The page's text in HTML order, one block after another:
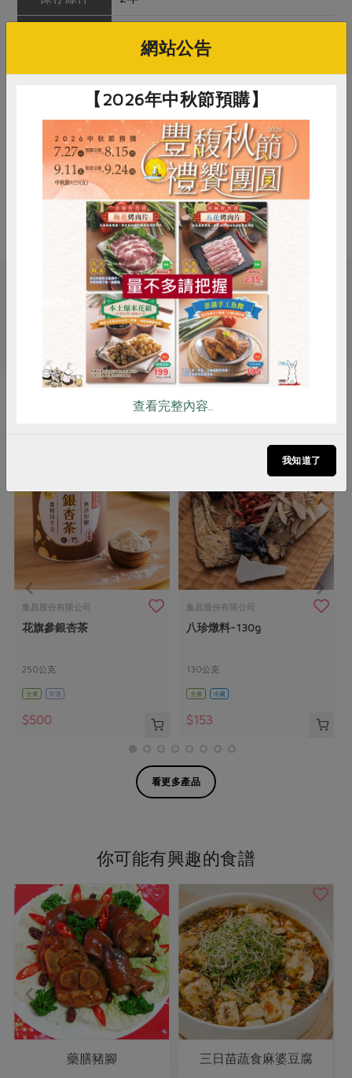
佳、麻度高，可作為調味料，去除肉
類腥味，增加香氣。花椒為乾燥開口
狀的果皮，外皮呈現紅褐色，表面有
麻；合作社進貨前檢驗合格，以批次
保留後供應，產品安全性高。
調理方式
可直接入菜製作椒麻料理；或以製成
花椒油食用
關鍵字
# 集昌 # 調味料 # 花椒
你可能有興趣的產品
集昌股份有限公司
花旗參銀杏茶
250公克
全素 常溫
$500
集昌股份有限公司
八珍燉料-130g
130公克
全素 冷藏
$153
看更多產品
你可能有興趣的食譜
藥膳豬腳 三日苗蔬食麻婆豆腐
RPET 食譜 減硝酸鹽
雞蛋 食安 共同購買
網站公告
【2026年中秋節預購】
查看完整內容..
我知道了